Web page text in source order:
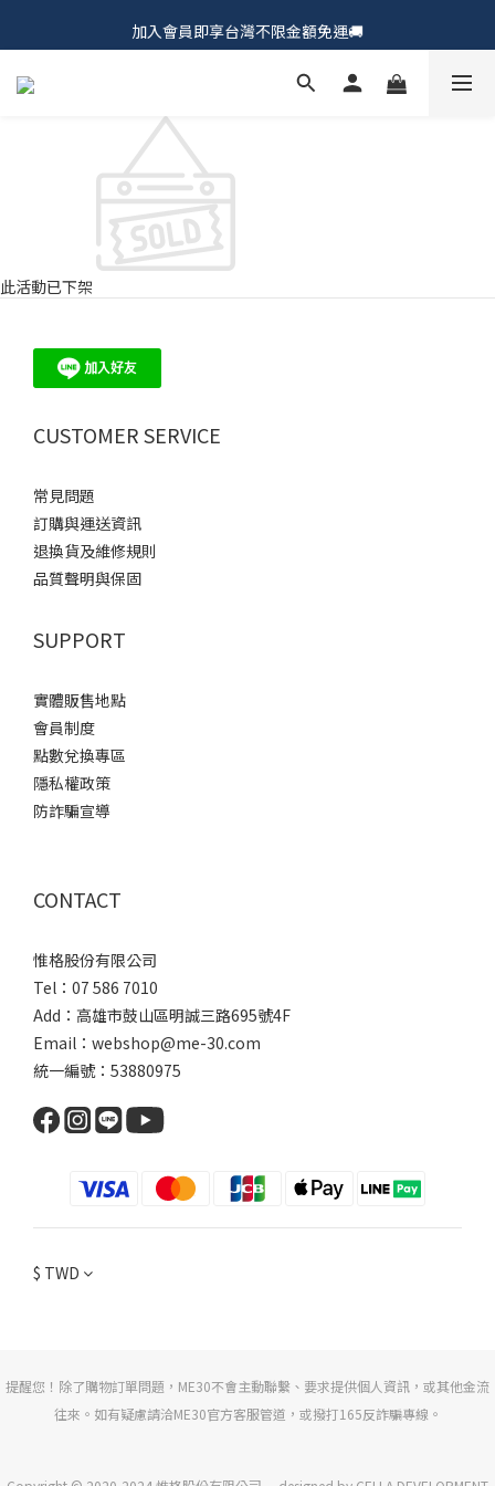
𝗖𝗵𝘂𝗠𝗘 𝗗𝗢𝗧｜新品上市𝟵𝟱折🍩
加入會員即享台灣不限金額免運🚚
𝗖𝗵𝘂𝗠𝗘 𝗗𝗢𝗧｜新品上市𝟵𝟱折🍩
此活動已下架
CUSTOMER SERVICE
常見問題
訂購與運送資訊
退換貨及維修規則
品質聲明與保固
SUPPORT
實體販售地點
會員制度
點數兌換專區
隱私權政策
防詐騙宣導
CONTACT
惟格股份有限公司
Tel：07 586 7010
Add： 高雄市鼓山區明誠三路695號4F
Email：webshop@me-30.com
統一編號：53880975
$ TWD
提醒您！除了購物訂單問題，ME30不會主動聯繫、要求提供個人資訊，或其他金流
往來。如有疑慮請洽ME30官方客服管道，或撥打165反詐騙專線。